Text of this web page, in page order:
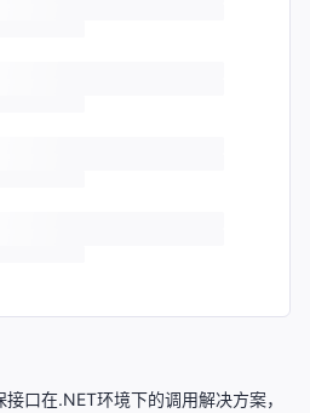
口在.NET环境下的调用解决方案，